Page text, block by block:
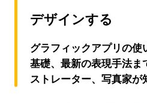
デザインする
グラフィックアプリの使
基礎、最新の表現手法ま
ストレーター、写真家が